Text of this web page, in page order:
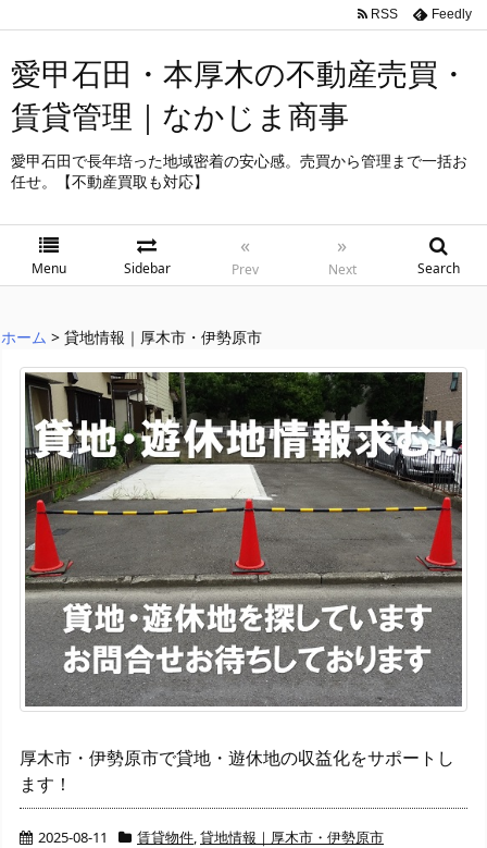
愛甲石田・本厚木の不動産売買・
賃貸管理｜なかじま商事
愛甲石田で長年培った地域密着の安心感。売買から管理まで一括お
任せ。【不動産買取も対応】
Menu Sidebar
«
Prev
»
Next Search
RSS Feedly
ホーム > 貸地情報｜厚木市・伊勢原市
厚木市・伊勢原市で貸地・遊休地の収益化をサポートし
ます！
2025-08-11 賃貸物件,貸地情報｜厚木市・伊勢原市